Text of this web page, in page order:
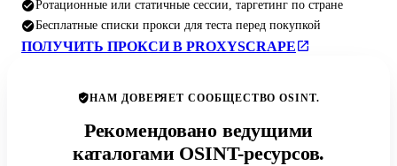
Ротационные или статичные сессии, таргетинг по стране
Бесплатные списки прокси для теста перед покупкой
ПОЛУЧИТЬ ПРОКСИ В PROXYSCRAPE
НАМ ДОВЕРЯЕТ СООБЩЕСТВО OSINT.
Рекомендовано ведущими
каталогами OSINT-ресурсов.